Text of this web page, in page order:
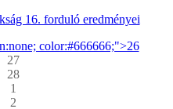
16. forduló eredményei
color:#666666;">26
27
28
1
2